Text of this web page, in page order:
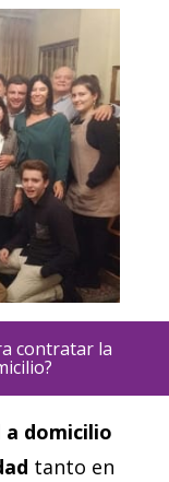
contratar la
a domicilio
tanto en